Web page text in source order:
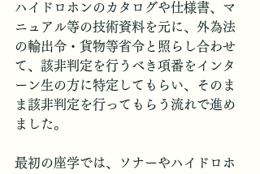
ハイドロホンのカタログや仕様書、マ
ニュアル等の技術資料を元に、外為法
の輸出令・貨物等省令と照らし合わせ
て、該非判定を行うべき項番をインタ
ーン生の方に特定してもらい、そのま
ま該非判定を行ってもらう流れで進め
ました。
最初の座学では、ソナーやハイドロホ